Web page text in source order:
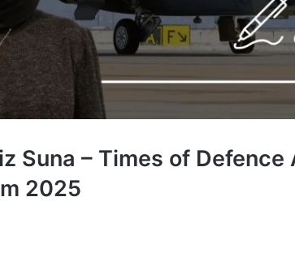
Suna – Times of Defence
2025